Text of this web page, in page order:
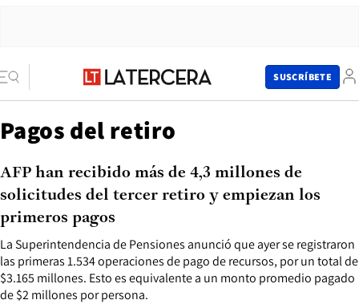
SUSCRÍBETE
Pagos del retiro
La Superintendencia de Pensiones anunció que ayer se registraron
las primeras 1.534 operaciones de pago de recursos, por un total de
$3.165 millones. Esto es equivalente a un monto promedio pagado
de $2 millones por persona.
AFP han recibido más de 4,3 millones de
solicitudes del tercer retiro y empiezan los
primeros pagos